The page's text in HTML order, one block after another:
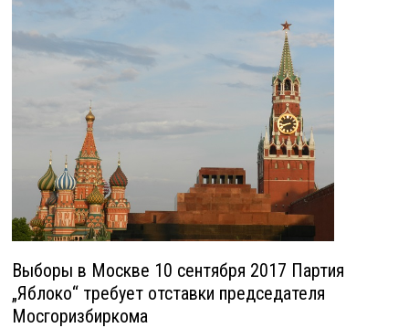
Выборы в Москве 10 сентября 2017 Партия
„Яблоко“ требует отставки председателя
Мосгоризбиркома